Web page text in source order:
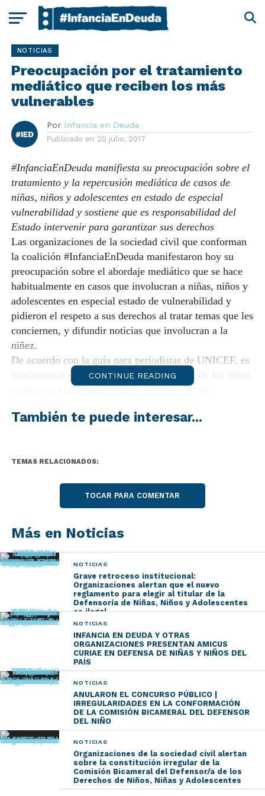
NOTICIAS
Preocupación por el tratamiento
mediático que reciben los más
vulnerables
Por Infancia en Deuda
Publicado en 20 julio, 2017
#InfanciaEnDeuda manifiesta su preocupación sobre el
tratamiento y la repercusión mediática de casos de
niñas, niños y adolescentes en estado de especial
vulnerabilidad y sostiene que es responsabilidad del
Estado intervenir para garantizar sus derechos
Las organizaciones de la sociedad civil que conforman
la coalición #InfanciaEnDeuda manifestaron hoy su
preocupación sobre el abordaje mediático que se hace
habitualmente en casos que involucran a niñas, niños y
adolescentes en especial estado de vulnerabilidad y
pidieron el respeto a sus derechos al tratar temas que les
conciernen, y difundir noticias que involucran a la
niñez.
De acuerdo con la guía para periodistas de UNICEF, es
fundamental preservar los datos personales de los niños
padres, del mismo modo que priorizando el cuidado de
“Nos preocupan los graves daños que pueden generar
su información personal”, sostienen desde
#InfanciaEnDeuda. “Resulta fundamental que, como
medios de comunicación tratan los temas que
conciernen a la infancia, y sobre la ausencia de acciones
estatales concretas, que tiendan a proteger los derechos
que se vulneran al difundir información personal de
carácter extremadamente sensible, sin que se adopten
resguardos que permitan garantizar su privacidad e
intimidad, así como evitar daños graves.”
“La difusión pública de situaciones individuales que
denotan la especial vulnerabilidad de niños, niñas y
adolescentes también debería instarnos a reflexionar
sobre la repetidas ausencias del Estado, que no
garantiza educación, servicios de salud ni
acompañamiento adecuados cuando ello es claramente
necesario”, explican desde #InfanciaEnDeuda.
Los últimos informes tanto de UNICEF como del
Observatorio de la UCA dan cuenta de la gravedad de la
situación de pobreza en la que crecen niños, niñas y
adolescentes en la Argentina. Desde #InfanciaEnDeuda
CONTINUE READING
También te puede interesar...
TEMAS RELACIONADOS:
TOCAR PARA COMENTAR
Más en Noticias
NOTICIAS
Grave retroceso institucional:
Organizaciones alertan que el nuevo
reglamento para elegir al titular de la
Defensoría de Niñas, Niños y Adolescentes
es ilegal
NOTICIAS
INFANCIA EN DEUDA Y OTRAS
ORGANIZACIONES PRESENTAN AMICUS
CURIAE EN DEFENSA DE NIÑAS Y NIÑOS DEL
PAÍS
NOTICIAS
ANULARON EL CONCURSO PÚBLICO |
IRREGULARIDADES EN LA CONFORMACIÓN
DE LA COMISIÓN BICAMERAL DEL DEFENSOR
DEL NIÑO
NOTICIAS
Organizaciones de la sociedad civil alertan
sobre la constitución irregular de la
Comisión Bicameral del Defensor/a de los
Derechos de Niños, Niñas y Adolescentes